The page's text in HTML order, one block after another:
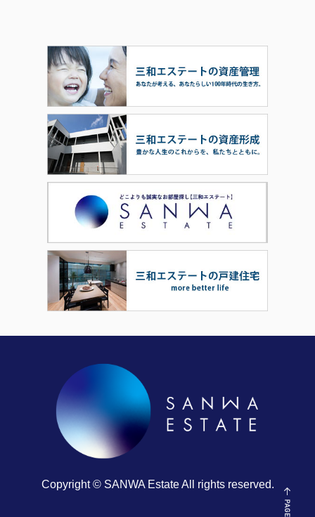
Copyright © SANWA Estate All rights reserved.